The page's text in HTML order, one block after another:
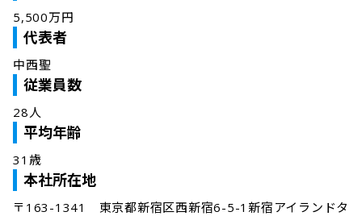
5,500万円
代表者
中西聖
従業員数
28人
平均年齢
31歳
本社所在地
〒163-1341　東京都新宿区西新宿6-5-1新宿アイランドタ